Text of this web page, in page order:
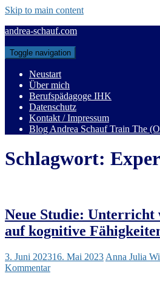
Skip to main content
andrea-schauf.com
Toggle navigation
Neustart
Über mich
Berufspädagoge IHK
Datenschutz
Kontakt / Impressum
Blog Andrea Schauf Train The
Schlagwort:
Neue Studie:
auf kognitive
3. Juni 202316. Mai 2023 Anna Julia
Kommentar